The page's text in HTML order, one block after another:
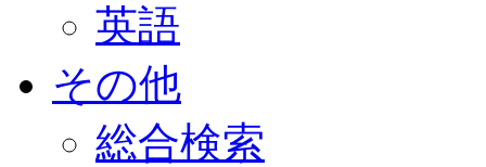
英語
その他
総合検索